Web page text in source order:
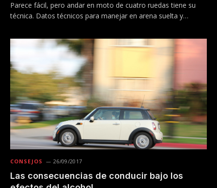
Parece fácil, pero andar en moto de cuatro ruedas tiene su
técnica. Datos técnicos para manejar en arena suelta y…
CONSEJOS 26/09/2017
Las consecuencias de conducir bajo los